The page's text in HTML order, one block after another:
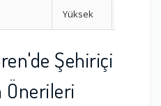
Yüksek
Şehiriçi
Önerileri